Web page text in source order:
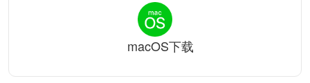
macOS下载